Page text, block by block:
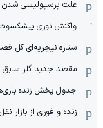
علت پرسپولیسی شدن
واکنش نوری پیشکسوت
ستاره نیجریه‌ای کل
مقصد جدید گلر
جدول پخش زنده بازی‌های
زنده و فوری از بازار